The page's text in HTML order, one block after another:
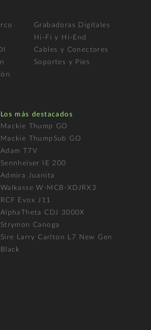
Grabadoras Digitales
Hi-Fi y Hi-End
Cables y Conectores
Soportes y Pies
Los más destacados
Mackie Thump GO
Mackie ThumpSub GO
Adam T7V
Sennheiser IE 200
Admira Juanita
Walkasse W-MCB-XDJRX3
RCF Evox J11
AlphaTheta CDJ 3000X
Strymon Canoga
Sire Larry Carlton L7 New Gen
Black